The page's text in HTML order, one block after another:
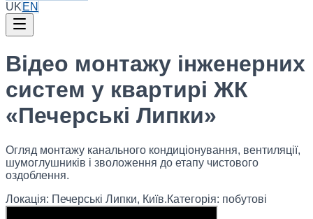
UK EN
Відео монтажу інженерних
систем у квартирі ЖК
«Печерські Липки»
Огляд монтажу канального кондиціонування, вентиляції,
шумоглушників і зволоження до етапу чистового
оздоблення.
Локація: Печерські Липки, Київ.Категорія: побутові